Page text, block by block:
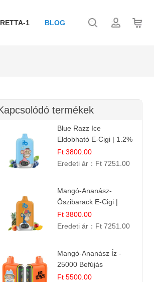
1 BLOG
termékek
Blue Razz Ice
Eldobható E-Cigi | 1.2%
Nikotin | Jéghideg
Málna Íz
Ft 3800.00
Eredeti ár： Ft 7251.00
Mangó-Ananász-
Őszibarack E-Cigi |
12.000 Befújás |
Tropikus Gyümölcs Íz
Ft 3800.00
Eredeti ár： Ft 7251.00
Mangó-Ananász Íz -
25000 Befújás
Eldobható E-ciga |
Ft 5500.00